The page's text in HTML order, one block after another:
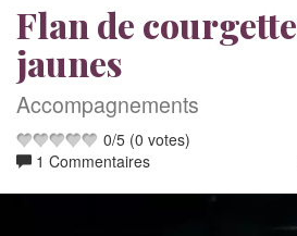
Flan de
jaunes
Accompagnements
0/5 (0 votes)
1 Commentaires